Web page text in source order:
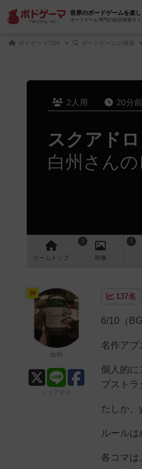
世界のボードゲームを楽し
ボードゲーム専門の総合情報サイ
ボドゲーマTOP ボードゲームの検索
2人用 20分
スクアドロ
白州さん
ゲーム トップ
3
画像
1
137名
6/10（
名作アブ
個人的に
ブストラ
たしか、
ルールは
各コマは
神
白州
シェアする